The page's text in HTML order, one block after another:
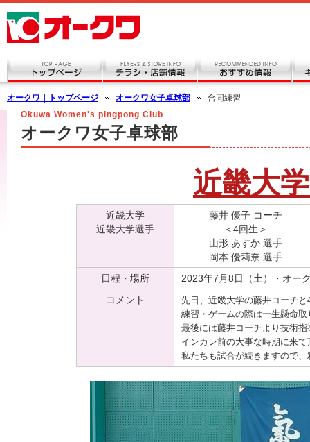
オークワ｜トップページ オークワ女子卓球部
合同練習
Okuwa Women's pingpong Club
オークワ女子卓球部
近畿大
近畿大学
近畿大学選手
藤井 優子 コーチ
＜4回生＞
山形 あすか 選手
岡本 優莉奈 選手
日程・場所
2023年7月8日（土）・オー
コメント
先日、近畿大学の藤井コーチ
練習・ゲームの際は一生懸命
最後には藤井コーチより技術
インカレ前の大事な時期に来
私たちも試合が続きますので